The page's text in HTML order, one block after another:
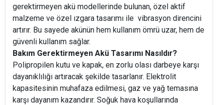
gerektirmeyen akü modellerinde bulunan, özel aktif
malzeme ve özel ızgara tasarımı ile vibrasyon direncini
artırır. Bu sayede akünün hem kullanım ömrü uzar, hem de
güvenli kullanım sağlar.
Bakım Gerektirmeyen Akü Tasarımı Nasıldır?
Polipropilen kutu ve kapak, en zorlu olası darbeye karşı
dayanıklılığı artıracak şekilde tasarlanır. Elektrolit
kapasitesinin muhafaza edilmesi, gaz ve yağ temasına
karşı dayanım kazandırır. Soğuk hava koşullarında